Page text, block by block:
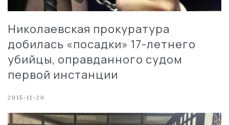
Николаевская прокуратура
добилась «посадки» 17-летнего
убийцы, оправданного судом
первой инстанции
2015-11-20